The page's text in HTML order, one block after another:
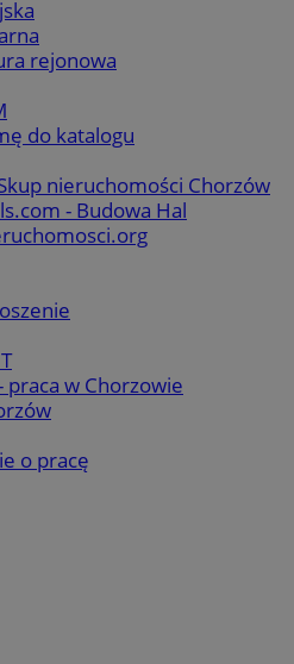
rejonowa
do katalogu
nieruchomości Chorzów
- Budowa Hal
praca w Chorzowie
o pracę